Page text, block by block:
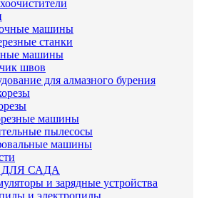
машины
станки
машины
швов
для алмазного бурения
машины
пылесосы
машины
САДА
и зарядные устройства
и электропилы